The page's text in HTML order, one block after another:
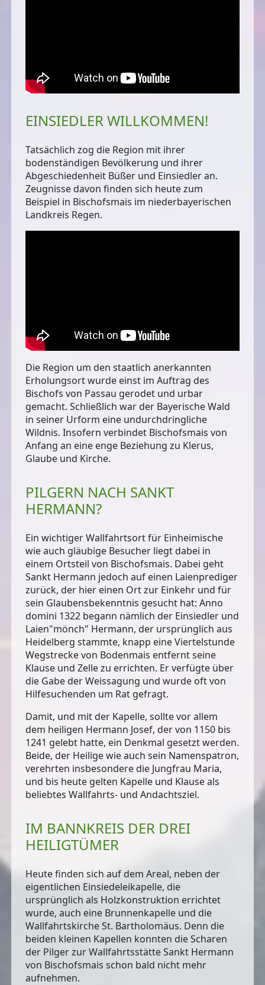
EINSIEDLER WILLKOMMEN!
Tatsächlich zog die Region mit ihrer
bodenständigen Bevölkerung und ihrer
Abgeschiedenheit Büßer und Einsiedler an.
Zeugnisse davon finden sich heute zum
Beispiel in Bischofsmais im niederbayerischen
Landkreis Regen.
Die Region um den staatlich anerkannten
Erholungsort wurde einst im Auftrag des
Bischofs von Passau gerodet und urbar
gemacht. Schließlich war der Bayerische Wald
in seiner Urform eine undurchdringliche
Wildnis. Insofern verbindet Bischofsmais von
Anfang an eine enge Beziehung zu Klerus,
Glaube und Kirche.
PILGERN NACH SANKT
HERMANN?
Ein wichtiger Wallfahrtsort für Einheimische
wie auch gläubige Besucher liegt dabei in
einem Ortsteil von Bischofsmais. Dabei geht
Sankt Hermann jedoch auf einen Laienprediger
zurück, der hier einen Ort zur Einkehr und für
sein Glaubensbekenntnis gesucht hat: Anno
domini 1322 begann nämlich der Einsiedler und
Laien"mönch" Hermann, der ursprünglich aus
Heidelberg stammte, knapp eine Viertelstunde
Wegstrecke von Bodenmais entfernt seine
Klause und Zelle zu errichten. Er verfügte über
die Gabe der Weissagung und wurde oft von
Hilfesuchenden um Rat gefragt.
Damit, und mit der Kapelle, sollte vor allem
dem heiligen Hermann Josef, der von 1150 bis
1241 gelebt hatte, ein Denkmal gesetzt werden.
Beide, der Heilige wie auch sein Namenspatron,
verehrten insbesondere die Jungfrau Maria,
und bis heute gelten Kapelle und Klause als
beliebtes Wallfahrts- und Andachtsziel.
IM BANNKREIS DER DREI
HEILIGTÜMER
Heute finden sich auf dem Areal, neben der
eigentlichen Einsiedeleikapelle, die
ursprünglich als Holzkonstruktion errichtet
wurde, auch eine Brunnenkapelle und die
Wallfahrtskirche St. Bartholomäus. Denn die
beiden kleinen Kapellen konnten die Scharen
der Pilger zur Wallfahrtsstätte Sankt Hermann
von Bischofsmais schon bald nicht mehr
aufnehmen.